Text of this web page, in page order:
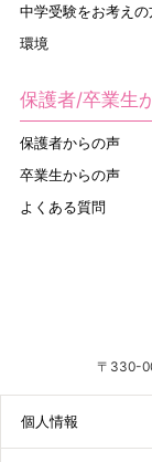
中学受験をお考えの
環境
保護者/卒業生
保護者からの声
卒業生からの声
よくある質問
〒330-
個人情報